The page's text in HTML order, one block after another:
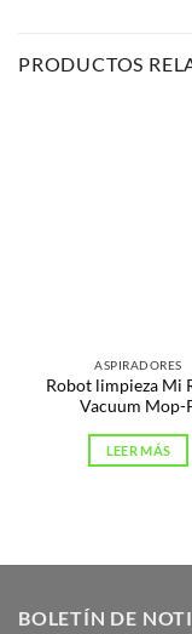
PRODUCTOS
ASPIRADORES
Robot limpieza Mi
Vacuum Mop-
LEER MÁS
BOLETÍN DE